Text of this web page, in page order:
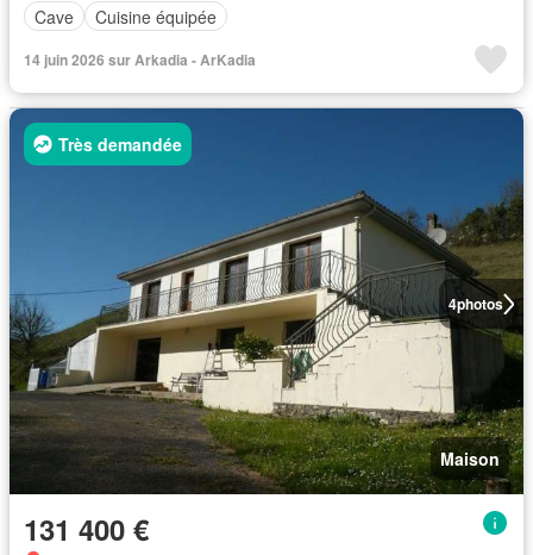
Cave
Cuisine équipée
14 juin 2026 sur Arkadia - ArKadia
4photos
Très demandée
Maison
131 400 €